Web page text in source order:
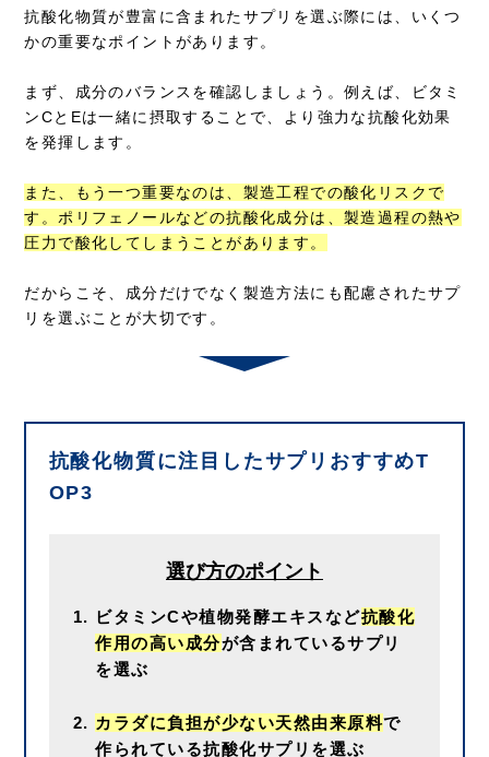
抗酸化物質が豊富に含まれたサプリを選ぶ際には、いくつ
かの重要なポイントがあります。
まず、成分のバランスを確認しましょう。例えば、ビタミ
ンCとEは一緒に摂取することで、より強力な抗酸化効果
を発揮します。
また、もう一つ重要なのは、製造工程での酸化リスクで
す。ポリフェノールなどの抗酸化成分は、製造過程の熱や
圧力で酸化してしまうことがあります。
だからこそ、成分だけでなく製造方法にも配慮されたサプ
リを選ぶことが大切です。
抗酸化物質に注目したサプリおすすめT
OP3
選び方のポイント
ビタミンCや植物発酵エキスなど抗酸化
作用の高い成分が含まれているサプリ
を選ぶ
カラダに負担が少ない天然由来原料で
作られている抗酸化サプリを選ぶ